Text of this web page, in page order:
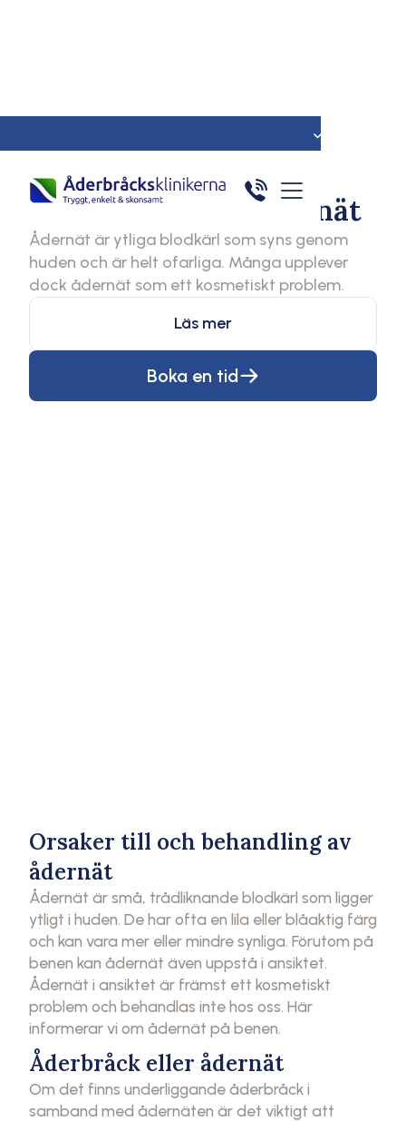
Nordens ledande experter
Ådernät
Lär dig mer om Ådernät
Ådernät är ytliga blodkärl som syns genom
huden och är helt ofarliga. Många upplever
dock ådernät som ett kosmetiskt problem.
Läs mer
Boka en tid
Orsaker till och behandling av
ådernät
Ådernät är små, trådliknande blodkärl som ligger
ytligt i huden. De har ofta en lila eller blåaktig färg
och kan vara mer eller mindre synliga. Förutom på
benen kan ådernät även uppstå i ansiktet.
Ådernät i ansiktet är främst ett kosmetiskt
problem och behandlas inte hos oss. Här
informerar vi om ådernät på benen.
Åderbråck eller ådernät
Om det finns underliggande åderbråck i
samband med ådernäten är det viktigt att